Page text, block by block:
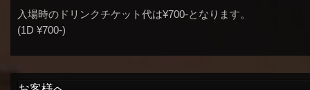
入場時のドリンクチケット代は¥700-となります。
(1D ¥700-)